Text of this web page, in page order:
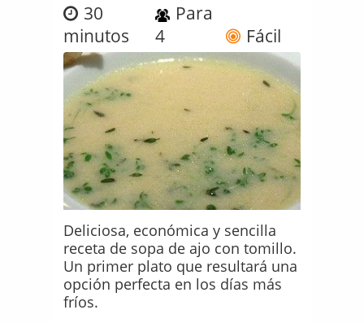
30
minutos
Para
4
Fácil
Deliciosa, económica y sencilla
receta de sopa de ajo con tomillo.
Un primer plato que resultará una
opción perfecta en los días más
fríos.